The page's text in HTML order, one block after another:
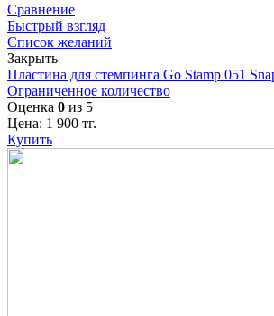
Сравнение
Быстрый взгляд
Список желаний
Закрыть
Пластина для стемпинга Go Stamp 051
Ограниченное количество
Оценка 0 из 5
Цена: 1 900 тг.
Купить